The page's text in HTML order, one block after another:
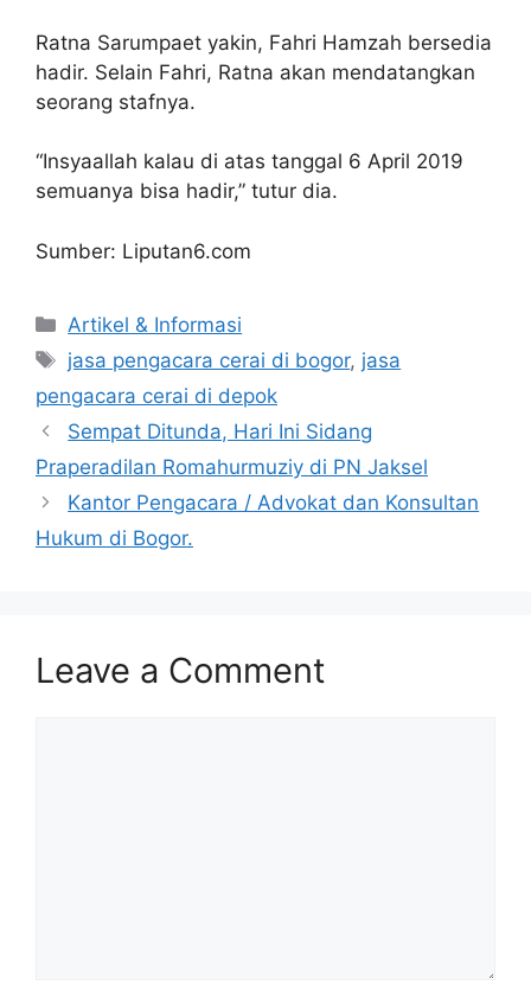
Ratna Sarumpaet yakin, Fahri Hamzah bersedia
hadir. Selain Fahri, Ratna akan mendatangkan
seorang stafnya.
“Insyaallah kalau di atas tanggal 6 April 2019
semuanya bisa hadir,” tutur dia.
Sumber: Liputan6.com
Artikel & Informasi
jasa pengacara cerai di bogor, jasa
pengacara cerai di depok
Sempat Ditunda, Hari Ini Sidang
Praperadilan Romahurmuziy di PN Jaksel
Kantor Pengacara / Advokat dan Konsultan
Hukum di Bogor.
Leave a Comment